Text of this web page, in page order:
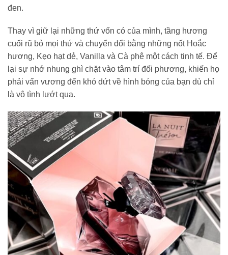
đen.
Thay vì giữ lại những thứ vốn có của mình, tầng hương
cuối rũ bỏ mọi thứ và chuyển đổi bằng những nốt Hoắc
hương, Kẹo hạt dẻ, Vanilla và Cà phê một cách tinh tế. Để
lại sự nhớ nhung ghì chặt vào tâm trí đối phương, khiến họ
phải vấn vương đến khó dứt về hình bóng của bạn dù chỉ
là vô tình lướt qua.